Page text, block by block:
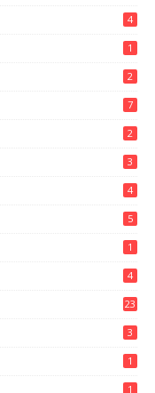
4
1
2
7
2
3
4
5
1
4
23
3
1
1